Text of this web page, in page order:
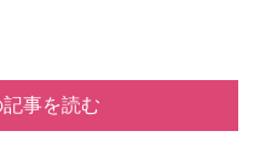
事を読む